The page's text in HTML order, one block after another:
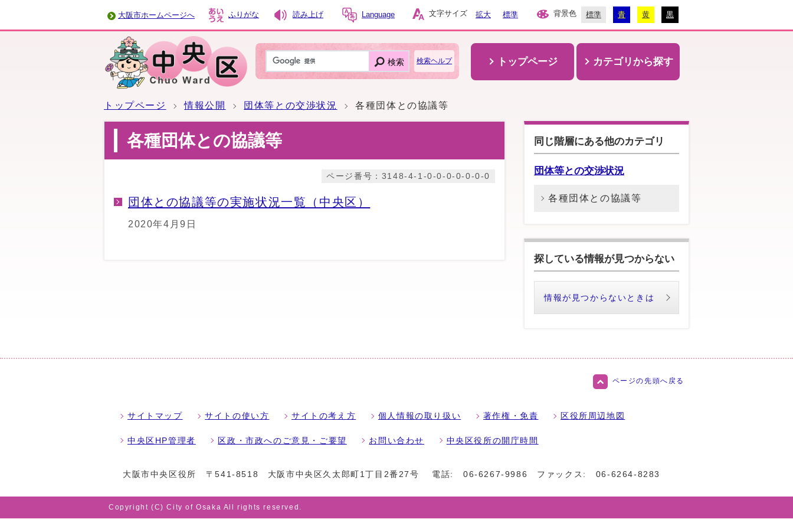
大阪市ホームページへ ふりがな 読み上げ Language 文字サイズ 拡大 標準 背景色 標準 青 黄 黒
検索 検索ヘルプ トップページ カテゴリから探す
トップページ 情報公開 団体等との交渉状況 各種団体との協議等
各種団体との協議等
ページ番号：3148-4-1-0-0-0-0-0-0-0
団体との協議等の実施状況一覧（中央区）
2020年4月9日
同じ階層にある他のカテゴリ
団体等との交渉状況
各種団体との協議等
探している情報が見つからない
情報が見つからないときは
ページの先頭へ戻る
サイトマップ サイトの使い方 サイトの考え方 個人情報の取り扱い 著作権・免責 区役所周辺地図
中央区HP管理者 区政・市政へのご意見・ご要望 お問い合わせ 中央区役所の開庁時間
大阪市中央区役所 〒541-8518 大阪市中央区久太郎町1丁目2番27号 電話: 06-6267-9986 ファックス: 06-6264-8283
Copyright (C) City of Osaka All rights reserved.